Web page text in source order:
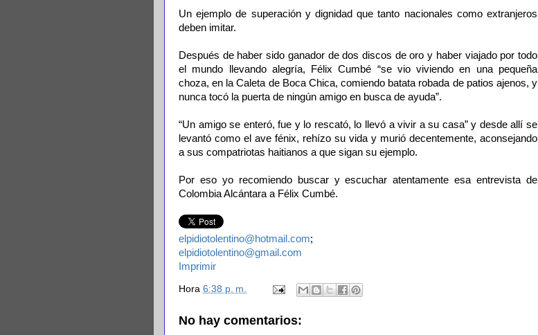
Un ejemplo de superación y dignidad que tanto nacionales como extranjeros
deben imitar.
Después de haber sido ganador de dos discos de oro y haber viajado por todo
el mundo llevando alegría, Félix Cumbé “se vio viviendo en una pequeña
choza, en la Caleta de Boca Chica, comiendo batata robada de patios ajenos, y
nunca tocó la puerta de ningún amigo en busca de ayuda”.
“Un amigo se enteró, fue y lo rescató, lo llevó a vivir a su casa” y desde allí se
levantó como el ave fénix, rehízo su vida y murió decentemente, aconsejando
a sus compatriotas haitianos a que sigan su ejemplo.
Por eso yo recomiendo buscar y escuchar atentamente esa entrevista de
Colombia Alcántara a Félix Cumbé.
elpidiotolentino@hotmail.com;
elpidiotolentino@gmail.com
Imprimir
Hora 6:38 p. m.
No hay comentarios: